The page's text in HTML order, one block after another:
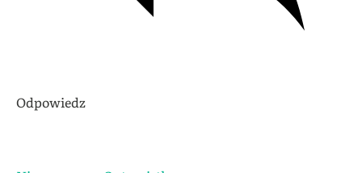
Odpowiedz